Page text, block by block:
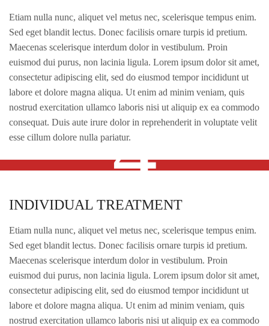
Etiam nulla nunc, aliquet vel metus nec, scelerisque tempus enim.
Sed eget blandit lectus. Donec facilisis ornare turpis id pretium.
Maecenas scelerisque interdum dolor in vestibulum. Proin
euismod dui purus, non lacinia ligula. Lorem ipsum dolor sit amet,
consectetur adipiscing elit, sed do eiusmod tempor incididunt ut
labore et dolore magna aliqua. Ut enim ad minim veniam, quis
nostrud exercitation ullamco laboris nisi ut aliquip ex ea commodo
consequat. Duis aute irure dolor in reprehenderit in voluptate velit
esse cillum dolore nulla pariatur.4
INDIVIDUAL TREATMENT
INDIVIDUAL TREATMENT
Etiam nulla nunc, aliquet vel metus nec, scelerisque tempus enim.
Sed eget blandit lectus. Donec facilisis ornare turpis id pretium.
Maecenas scelerisque interdum dolor in vestibulum. Proin
euismod dui purus, non lacinia ligula. Lorem ipsum dolor sit amet,
consectetur adipiscing elit, sed do eiusmod tempor incididunt ut
labore et dolore magna aliqua. Ut enim ad minim veniam, quis
nostrud exercitation ullamco laboris nisi ut aliquip ex ea commodo